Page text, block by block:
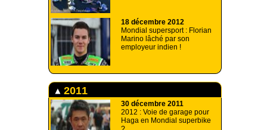
18 décembre 2012
Mondial supersport : Florian
Marino lâché par son
employeur indien !
2011
30 décembre 2011
2012 : Voie de garage pour
Haga en Mondial superbike